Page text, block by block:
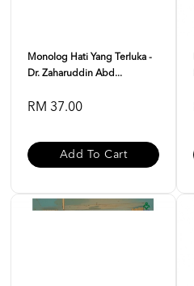
Monolog Hati Yang Terluka -
Dr. Zaharuddin Abd...
RM 37.00
Add To Cart